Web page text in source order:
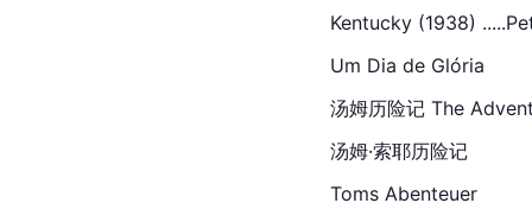
Kentucky (1938)
Um Dia de Glória
汤姆历险记 The
汤姆·索耶历险记
Toms Abenteuer